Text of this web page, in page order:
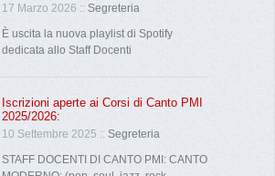
17 Marzo 2026 :: Segreteria
È uscita la nuova playlist di Spotify
dedicata allo Staff Docenti
Iscrizioni aperte ai Corsi di Canto PMI
2025/2026:
10 Settembre 2025 :: Segreteria
STAFF DOCENTI DI CANTO PMI: CANTO